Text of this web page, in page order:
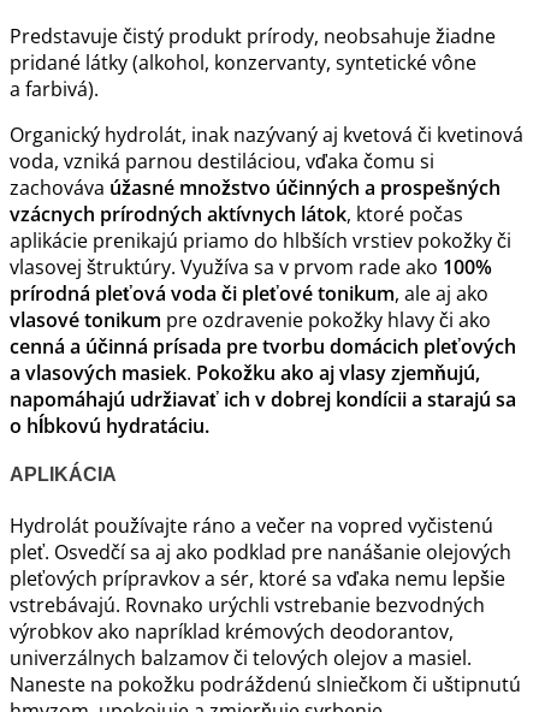
Predstavuje čistý produkt prírody, neobsahuje žiadne
pridané látky (alkohol, konzervanty, syntetické vône
a farbivá).
Organický hydrolát, inak nazývaný aj kvetová či kvetinová
voda, vzniká parnou destiláciou, vďaka čomu si
zachováva úžasné množstvo účinných a prospešných
vzácnych prírodných aktívnych látok, ktoré počas
aplikácie prenikajú priamo do hlbších vrstiev pokožky či
vlasovej štruktúry. Využíva sa v prvom rade ako 100%
prírodná pleťová voda či pleťové tonikum, ale aj ako
vlasové tonikum pre ozdravenie pokožky hlavy či ako
cenná a účinná prísada pre tvorbu domácich pleťových
a vlasových masiek. Pokožku ako aj vlasy zjemňujú,
napomáhajú udržiavať ich v dobrej kondícii a starajú sa
o hĺbkovú hydratáciu.
APLIKÁCIA
Hydrolát používajte ráno a večer na vopred vyčistenú
pleť. Osvedčí sa aj ako podklad pre nanášanie olejových
pleťových prípravkov a sér, ktoré sa vďaka nemu lepšie
vstrebávajú. Rovnako urýchli vstrebanie bezvodných
výrobkov ako napríklad krémových deodorantov,
univerzálnych balzamov či telových olejov a masiel.
Naneste na pokožku podráždenú slniečkom či uštipnutú